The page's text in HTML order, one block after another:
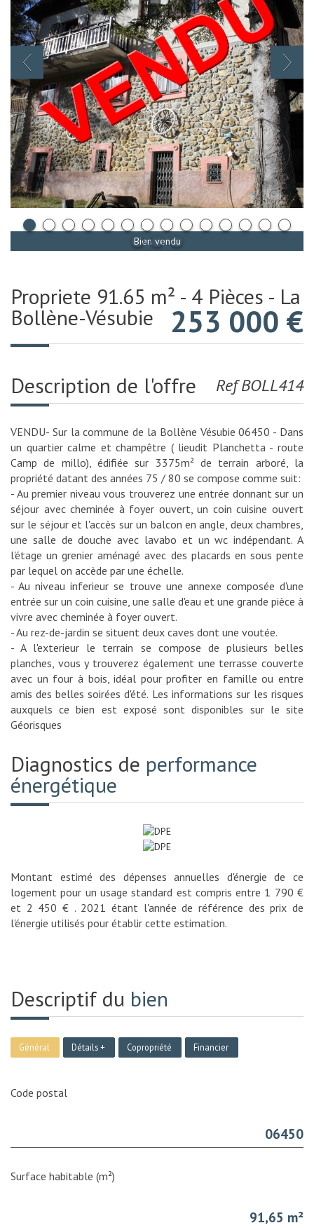
Bien vendu
Propriete 91.65 m² - 4 Pièces - La
Bollène-Vésubie 253 000 €
Description de l'offre Ref BOLL414
VENDU- Sur la commune de la Bollène Vésubie 06450 - Dans
un quartier calme et champêtre ( lieudit Planchetta - route
Camp de millo), édifiée sur 3375m² de terrain arboré, la
propriété datant des années 75 / 80 se compose comme suit:
- Au premier niveau vous trouverez une entrée donnant sur un
séjour avec cheminée à foyer ouvert, un coin cuisine ouvert
sur le séjour et l'accès sur un balcon en angle, deux chambres,
une salle de douche avec lavabo et un wc indépendant. A
l'étage un grenier aménagé avec des placards en sous pente
par lequel on accède par une échelle.
- Au niveau inferieur se trouve une annexe composée d'une
entrée sur un coin cuisine, une salle d'eau et une grande pièce à
vivre avec cheminée à foyer ouvert.
- Au rez-de-jardin se situent deux caves dont une voutée.
- A l'exterieur le terrain se compose de plusieurs belles
planches, vous y trouverez également une terrasse couverte
avec un four à bois, idéal pour profiter en famille ou entre
amis des belles soirées d'été. Les informations sur les risques
auxquels ce bien est exposé sont disponibles sur le site
Géorisques
Diagnostics de performance
énergétique
Montant estimé des dépenses annuelles d'énergie de ce
logement pour un usage standard est compris entre 1 790 €
et 2 450 € . 2021 étant l'année de référence des prix de
l'énergie utilisés pour établir cette estimation.
Descriptif du bien
Général Détails + Copropriété Financier
Code postal
06450
Surface habitable (m²)
91,65 m²